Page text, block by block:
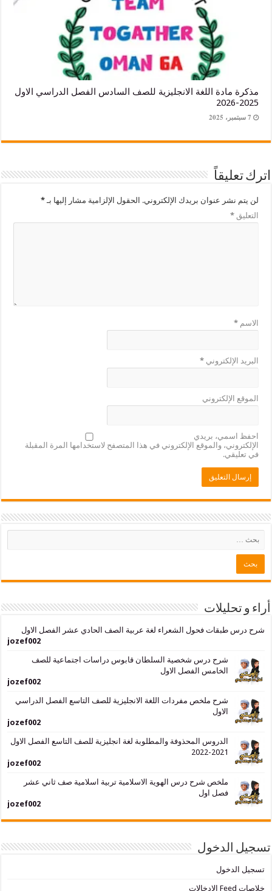
اللغة الانجليزية للصف السادس الفصل الدراسي الاول
عنوان بريدك الإلكتروني. الحقول الإلزامية مشار إليها بـ*
*
بريدي
والموقع الإلكتروني في هذا المتصفح لاستخدامها المرة المقبلة
فحول الشعراء لغة عربية الصف الحادي عشر الفصل الاول
شرح درس شخصية السلطان قابوس دراسات اجتماعية للصف
الخامس الفصل الاول
شرح ملخص مفردات اللغة الانجليزية للصف التاسع الفصل الدراسي
الاول
الدروس المحذوفة والمطلوبة لغة انجليزية للصف التاسع الفصل الاول
2021-2022
ملخص شرح درس الهوية الاسلامية تربية اسلامية صف ثاني عشر
فصل اول